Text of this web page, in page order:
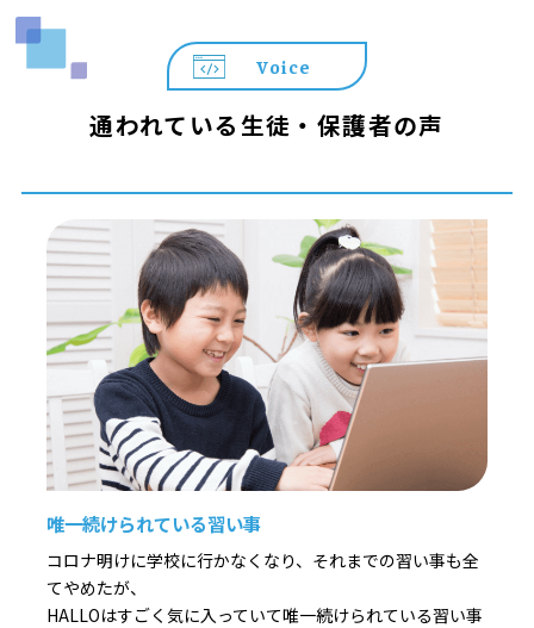
Voice
通われている生徒・保護者の声
唯一続けられている習い事
コロナ明けに学校に行かなくなり、それまでの習い事も全
てやめたが、
HALLOはすごく気に入っていて唯一続けられている習い事